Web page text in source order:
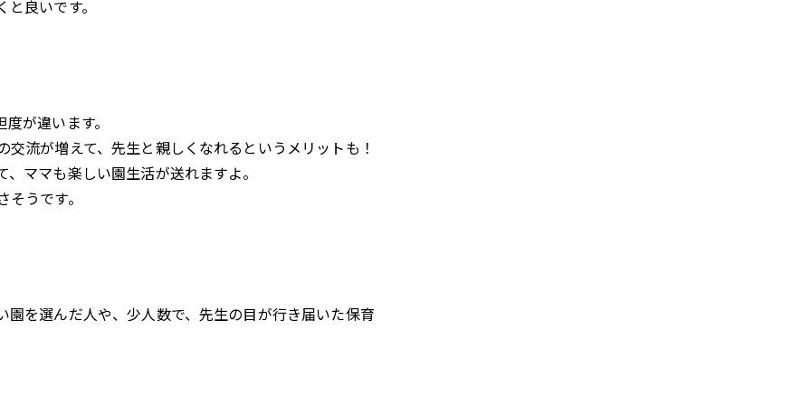
良いです。
が違います。
流が増えて、先生と親しくなれるというメリットも！
ママも楽しい園生活が送れますよ。
うです。
を選んだ人や、少人数で、先生の目が行き届いた保育